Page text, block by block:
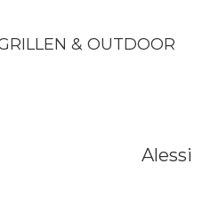
& OUTDOOR
Alessi